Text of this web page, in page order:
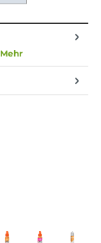
ein wenig
Flasche fest
Benutzung
Aroma 10 ml in